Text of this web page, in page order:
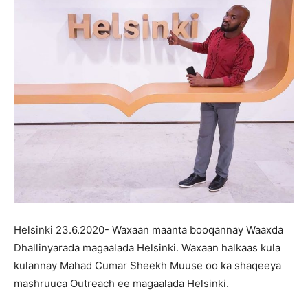
Helsinki 23.6.2020- Waxaan maanta booqannay Waaxda
Dhallinyarada magaalada Helsinki. Waxaan halkaas kula
kulannay Mahad Cumar Sheekh Muuse oo ka shaqeeya
mashruuca Outreach ee magaalada Helsinki.